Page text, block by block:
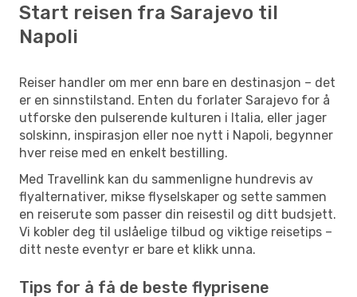
Start reisen fra Sarajevo til
Napoli
Reiser handler om mer enn bare en destinasjon – det
er en sinnstilstand. Enten du forlater Sarajevo for å
utforske den pulserende kulturen i Italia, eller jager
solskinn, inspirasjon eller noe nytt i Napoli, begynner
hver reise med en enkelt bestilling.
Med Travellink kan du sammenligne hundrevis av
flyalternativer, mikse flyselskaper og sette sammen
en reiserute som passer din reisestil og ditt budsjett.
Vi kobler deg til uslåelige tilbud og viktige reisetips –
ditt neste eventyr er bare et klikk unna.
Tips for å få de beste flyprisene